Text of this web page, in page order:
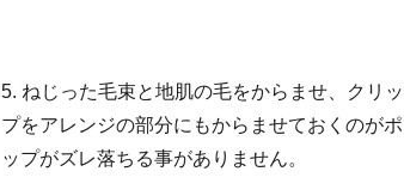
5. ねじった毛束と地肌の毛をからませ、クリ
プをアレンジの部分にもからませておくのが
ップがズレ落ちる事がありません。